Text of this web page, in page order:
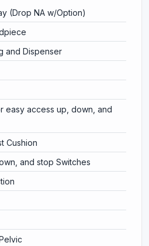
(Drop NA w/Option)
and Dispenser
easy access up, down, and
Cushion
and stop Switches